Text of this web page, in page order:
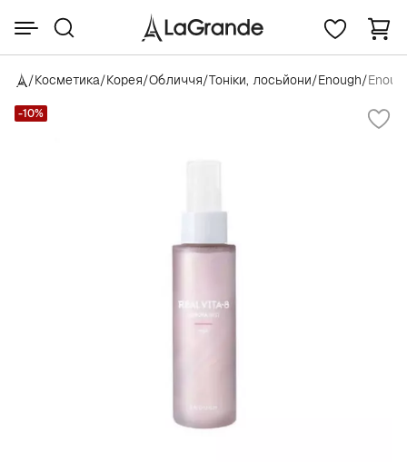
/Косметика/Корея/Обличчя/Тоніки, лосьйони/Enough/
-10%